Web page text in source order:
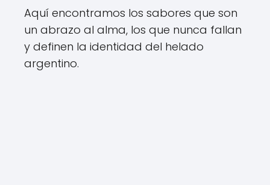
Aquí encontramos los sabores que son
un abrazo al alma, los que nunca fallan
y definen la identidad del helado
argentino.